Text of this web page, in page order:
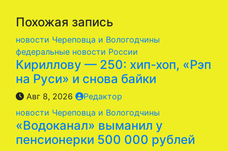
Похожая запись
новости Череповца и Вологодчины
федеральные новости России
Кириллову — 250: хип-хоп, «Рэп
на Руси» и снова байки
Авг 8, 2026
Редактор
новости Череповца и Вологодчины
«Водоканал» выманил у
пенсионерки 500 000 рублей